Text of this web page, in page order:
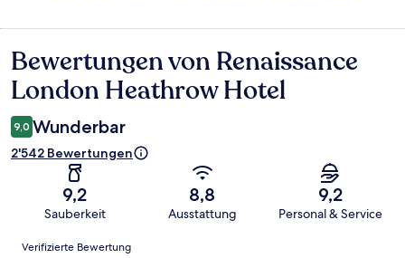
Bewertungen
Bewertungen von Renaissance
London Heathrow Hotel
9,0 Wunderbar
2'542 Bewertungen
9,2
Sauberkeit
8,8
Ausstattung
9,2
Personal & Service
Bewertungen
Verifizierte Bewertung